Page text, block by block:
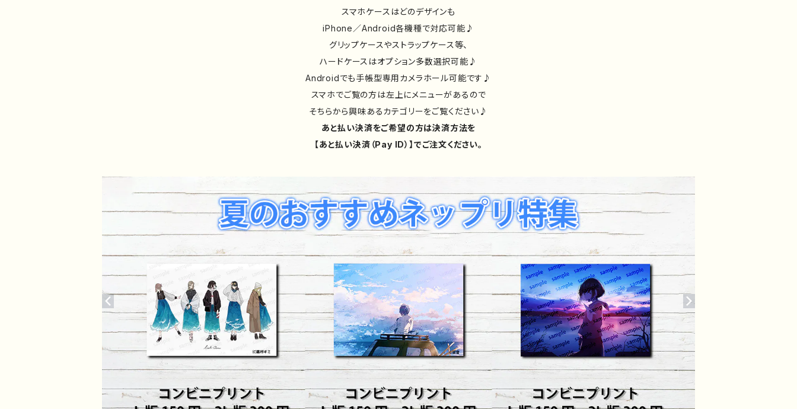
スマホケースはどのデザインも
iPhone／Android各機種で対応可能♪
グリップケースやストラップケース等、
ハードケースはオプション多数選択可能♪
Androidでも手帳型専用カメラホール可能です♪
スマホでご覧の方は左上にメニューがあるので
そちらから興味あるカテゴリーをご覧ください♪
あと払い決済をご希望の方は決済方法を
【あと払い決済（Pay ID）】でご注文ください。